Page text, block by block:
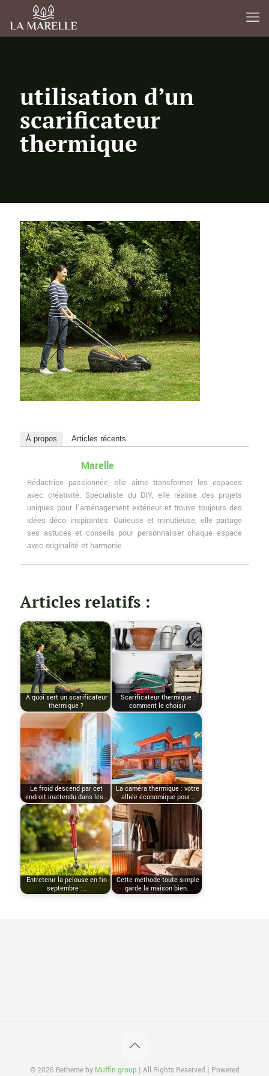
utilisation d’un
scarificateur
thermique
À propos Articles récents
Marelle
Rédactrice passionnée, elle aime transformer les espaces
avec créativité. Spécialiste du DIY, elle réalise des projets
uniques pour l'aménagement extérieur et trouve toujours des
idées déco inspirantes. Curieuse et minutieuse, elle partage
ses astuces et conseils pour personnaliser chaque espace
avec originalité et harmonie.
Articles relatifs :
À quoi sert un scarificateur
thermique ?
Scarificateur thermique :
comment le choisir
Le froid descend par cet
endroit inattendu dans les…
La caméra thermique : votre
alliée économique pour…
Entretenir la pelouse en fin
septembre :…
Cette méthode toute simple
garde la maison bien…
© 2026 Betheme by Muffin group | All Rights Reserved | Powered